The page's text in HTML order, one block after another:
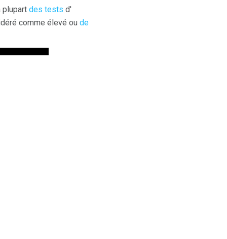
plupart des tests d'
comme élevé ou de